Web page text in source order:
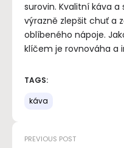
surovin. Kvalitní káva
výrazně zlepšit chuť a
oblíbeného nápoje.
klíčem je rovnováha a
TAGS:
káva
PREVIOUS POST